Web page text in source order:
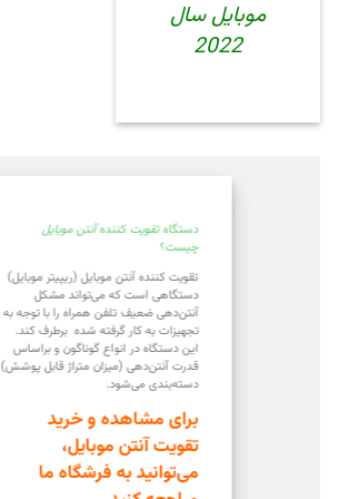
موبایل سال
2022
دستگاهتقویتکنندهآنتن موبایل
چیست؟
تقویت کننده آنتن موبایل (ریپیتر موبایل)
دستگاهی است که می‌تواند مشکل
آنتن‌دهی ضعیف تلفن همراه را با توجه به
تجهیزات به کار گرفته شده برطرف کند.
این دستگاه در انواع گوناگون و براساس
قدرت آنتن‌دهی (میزان متراژ قابل پوشش)
دسته‌بندی می‌شود.
برای مشاهده و خرید
تقویت آنتن موبایل،
می‌توانید به فرشگاه ما